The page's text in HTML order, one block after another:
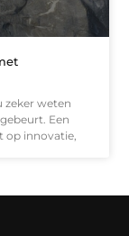
zeker weten
Een
op innovatie,